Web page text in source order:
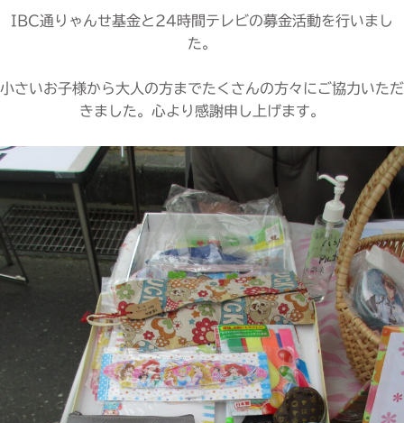
IBC通りゃんせ基金と24時間テレビの募金活動を行いまし
た。
小さいお子様から大人の方までたくさんの方々にご協力いただ
きました。心より感謝申し上げます。